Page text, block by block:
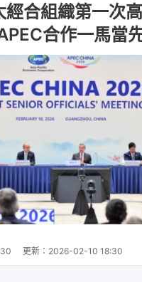
合組織第一次
合作一馬當
更新： 2026-02-10 18:30